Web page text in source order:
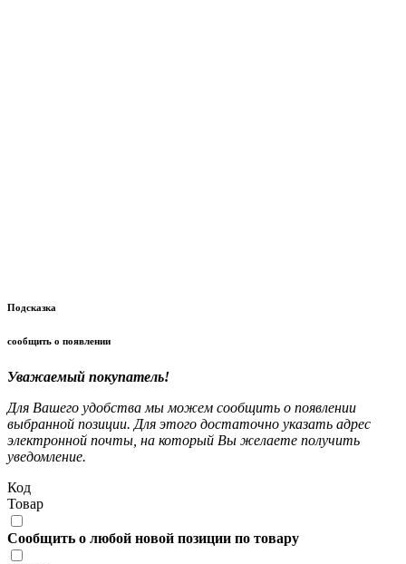
Подсказка
сообщить о появлении
Уважаемый покупатель!
Для Вашего удобства мы можем сообщить о появлении
выбранной позиции. Для этого достаточно указать адрес
электронной почты, на который Вы желаете получить
уведомление.
Код
Товар
Сообщить о любой новой позиции по товару